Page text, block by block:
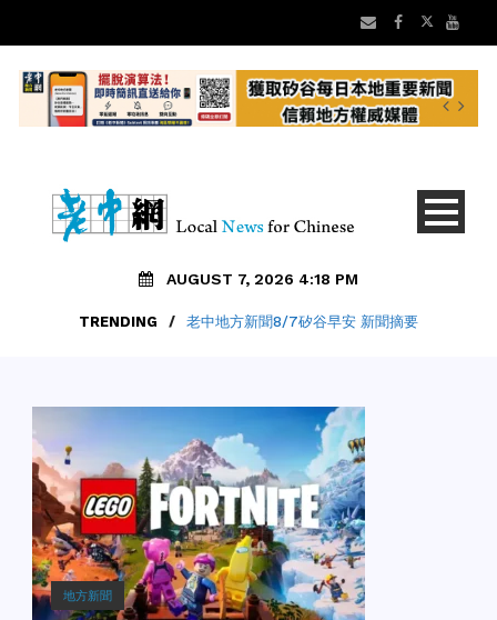
AUGUST 7, 2026 4:18 PM
TRENDING / 老中地方新聞8/7矽谷早安 新聞摘要
地方新聞